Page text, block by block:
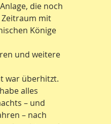
die noch
Zeitraum mit
Könige
und weitere
war überhitzt.
alles
– und
– nach